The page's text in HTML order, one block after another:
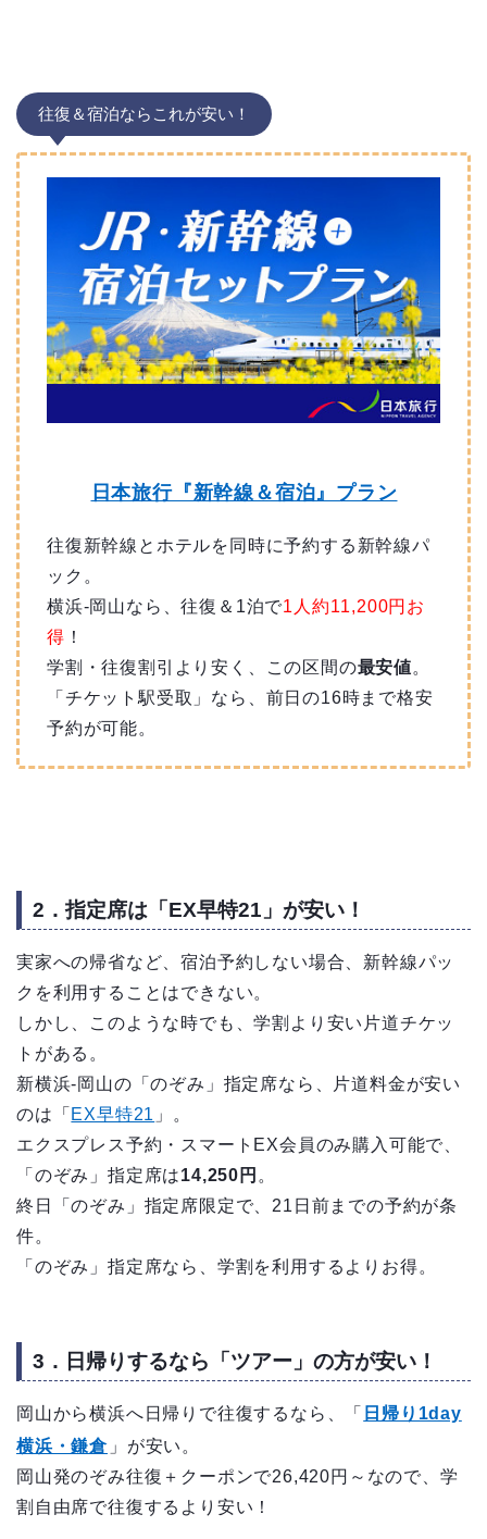
往復＆宿泊ならこれが安い！
日本旅行『新幹線＆宿泊』プラン
往復新幹線とホテルを同時に予約する新幹線パ
ック。
横浜-岡山なら、往復＆1泊で1人約11,200円お
得 ！
学割・往復割引より安く、この区間の最安値。
「チケット駅受取」なら、前日の16時まで格安
予約が可能。
2．指定席は「EX早特21」が安い！
実家への帰省など、宿泊予約しない場合、新幹線パッ
クを利用することはできない。
しかし、このような時でも、学割より安い片道チケッ
トがある。
新横浜-岡山の「のぞみ」指定席なら、片道料金が安い
のは「 EX早特21 」。
エクスプレス予約・スマートEX会員のみ購入可能で、
「のぞみ」指定席は14,250円 。
終日「のぞみ」指定席限定で、21日前までの予約が条
件。
「のぞみ」指定席なら、学割を利用するよりお得。
3．日帰りするなら「ツアー」の方が安い！
岡山から横浜へ日帰りで往復するなら、「
日帰り1day
横浜・鎌倉 」が安い。
岡山発のぞみ往復＋クーポンで26,420円～なので、学
割自由席で往復するより安い！